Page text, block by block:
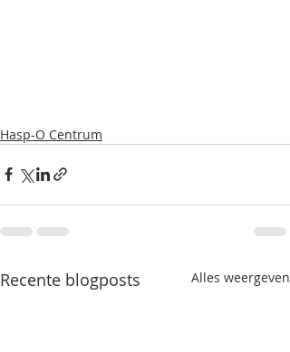
Hasp-O Centrum
Recente blogposts Alles weergeven